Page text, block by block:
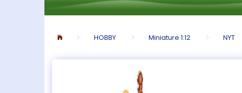
HOBBY Miniature 1:12 NYT